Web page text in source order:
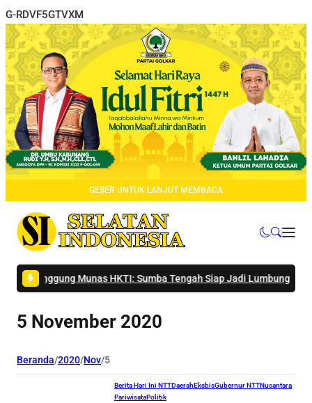
G-RDVF5GTVXM
GESER UNTUK LANJUT MEMBACA
Munas HKTI: Sumba Tengah Siap Jadi Lumbung Pangan
5 November 2020
Beranda/2020/Nov/5
Berita Hari Ini NTTDaerahEksbisGubernur NTTNusantara
PariwisataPolitik